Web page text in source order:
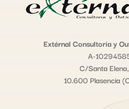
Extérnal Consultoría y
A-
C/Santa
10.600 Plasencia